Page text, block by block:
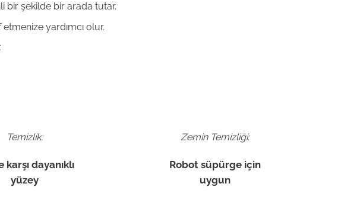
bir şekilde bir arada tutar.
yardımcı olur.
Temizlik:
karşı dayanıklı
yüzey
Zemin Temizliği:
Robot süpürge için
uygun